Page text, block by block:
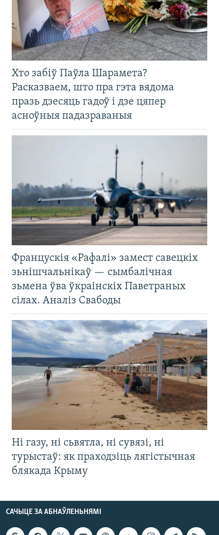
Хто забіў Паўла Шарамета?
Расказваем, што пра гэта вядома
празь дзесяць гадоў і дзе цяпер
асноўныя падазраваныя
Францускія «Рафалі» замест савецкіх
зьнішчальнікаў — сымбалічная
зьмена ўва ўкраінскіх Паветраных
сілах. Аналіз Свабоды
Ні газу, ні сьвятла, ні сувязі, ні
турыстаў: як праходзіць лягістычная
блякада Крыму
САЧЫЦЕ ЗА АБНАЎЛЕНЬНЯМІ